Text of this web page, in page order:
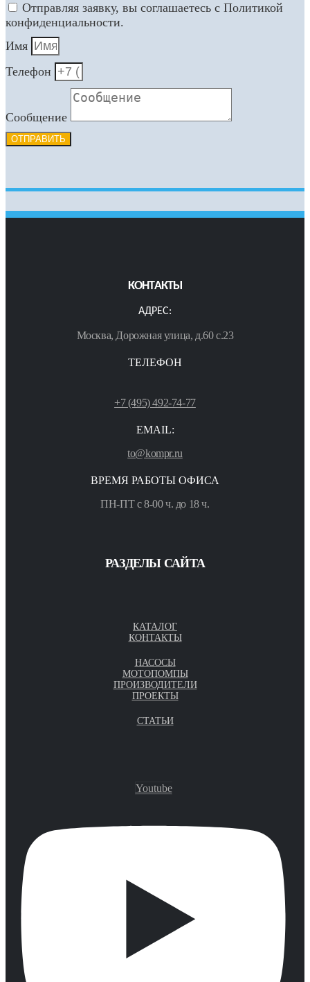
Отправляя заявку, вы соглашаетесь с Политикой
конфиденциальности.
Имя
Телефон
Сообщение
ОТПРАВИТЬ
КОНТАКТЫ
АДРЕС:
Москва, Дорожная улица, д.60 с.23
ТЕЛЕФОН
+7 (495) 492-74-77
EMAIL:
to@kompr.ru
ВРЕМЯ РАБОТЫ ОФИСА
ПН-ПТ с 8-00 ч. до 18 ч.
РАЗДЕЛЫ САЙТА
КАТАЛОГ
КОНТАКТЫ
НАСОСЫ
МОТОПОМПЫ
ПРОИЗВОДИТЕЛИ
ПРОЕКТЫ
СТАТЬИ
Youtube